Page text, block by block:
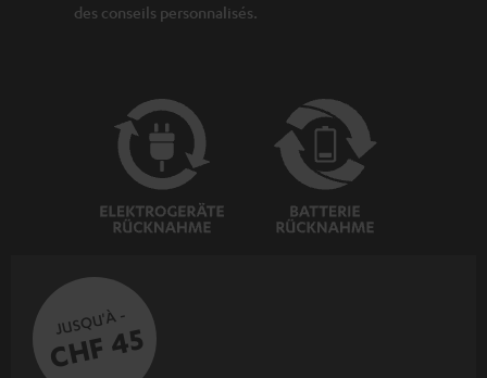
des conseils personnalisés.
JUSQU'À -
CHF 45